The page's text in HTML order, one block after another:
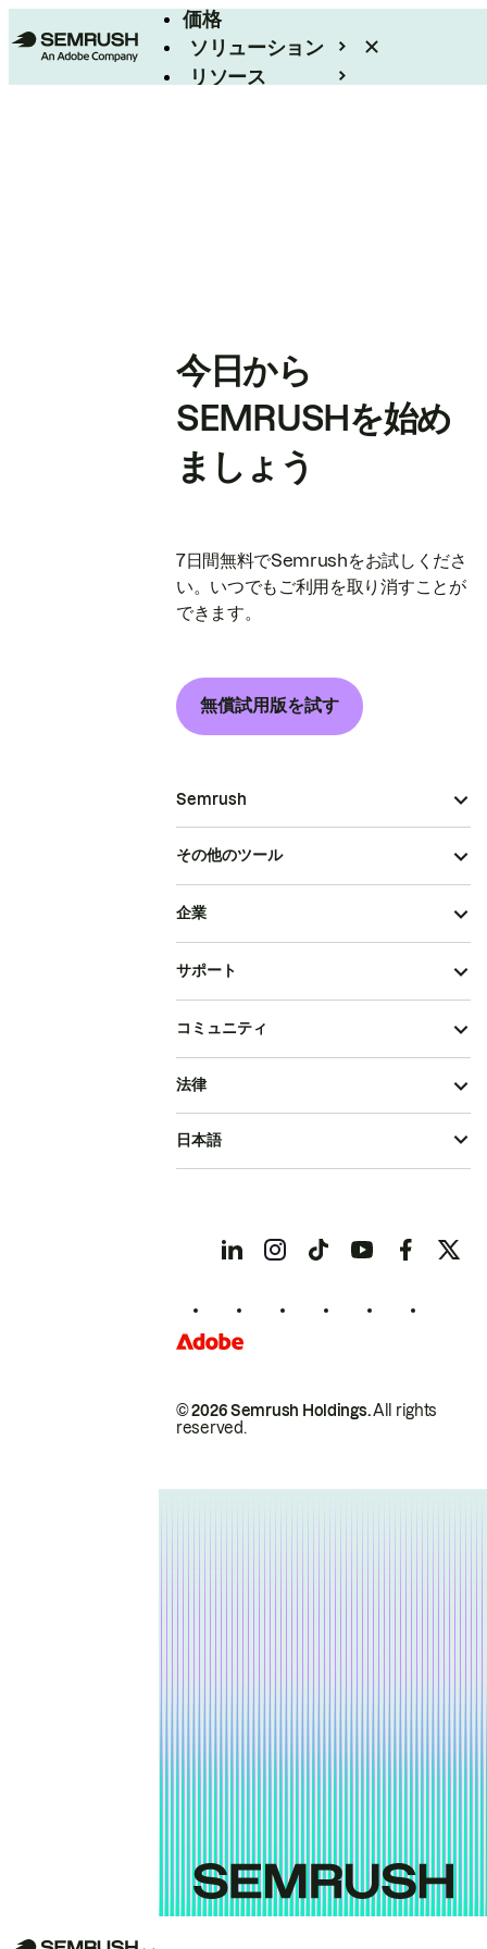
価格
ソリューション
リソース
今日から
SEMRUSHを始め
ましょう
7日間無料でSemrushをお試しくださ
い。いつでもご利用を取り消すことが
できます。
無償試用版を試す
Semrush
その他のツール
企業
サポート
コミュニティ
© 2026 Semrush Holdings.All rights
reserved.
法律
日本語